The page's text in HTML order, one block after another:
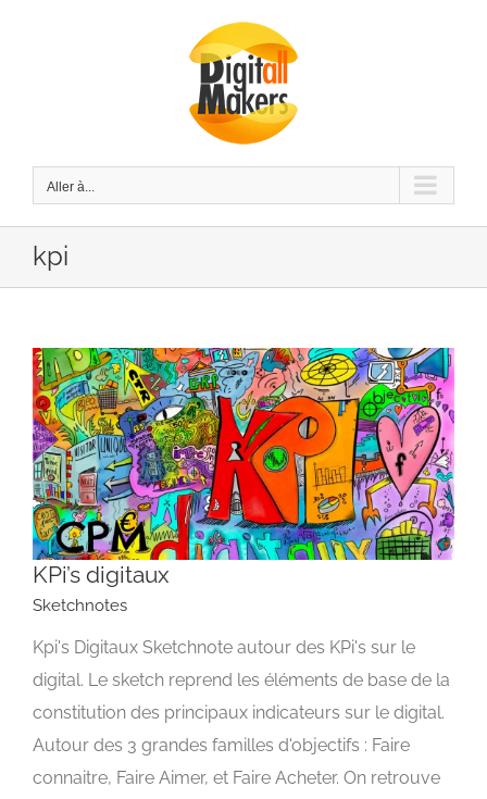
Aller à...
kpi
KPi’s digitaux
Sketchnotes
KPi’s digitaux
Sketchnotes
Kpi's Digitaux Sketchnote autour des KPi's sur le
digital. Le sketch reprend les éléments de base de la
constitution des principaux indicateurs sur le digital.
Autour des 3 grandes familles d'objectifs : Faire
connaitre, Faire Aimer, et Faire Acheter. On retrouve